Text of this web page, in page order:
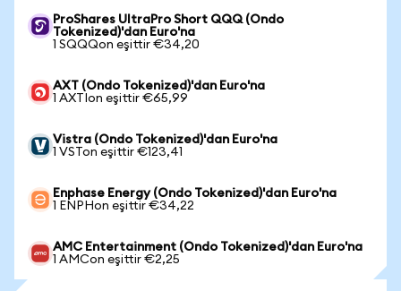
ProShares UltraPro Short QQQ (Ondo
Tokenized)'dan Euro'na
1 SQQQon eşittir €34,20
AXT (Ondo Tokenized)'dan Euro'na
1 AXTIon eşittir €65,99
Vistra (Ondo Tokenized)'dan Euro'na
1 VSTon eşittir €123,41
Enphase Energy (Ondo Tokenized)'dan Euro'na
1 ENPHon eşittir €34,22
AMC Entertainment (Ondo Tokenized)'dan Euro'na
1 AMCon eşittir €2,25